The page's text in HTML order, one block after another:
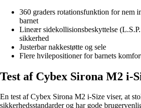
360 graders rotationsfunktion for nem
barnet
Lineær sidekollisionsbeskyttelse
sikkerhed
Justerbar nakkestøtte og sele
Flere hvilepositioner for barnets
Test af Cybex Sirona M2 i-
En test af Cybex Sirona M2 i-Size viser, at
sikkerhedsstandarder og har gode